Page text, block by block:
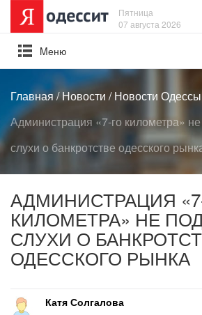
Пятница
07 августа 2026
Mеню
Главная/Новости /Новости Одессы
Администрация «7-го километра»
слухи о банкротстве одесского
АДМИНИСТРАЦИЯ
КИЛОМЕТРА» НЕ
СЛУХИ О
ОДЕССКОГО РЫНКА
Катя Солгалова